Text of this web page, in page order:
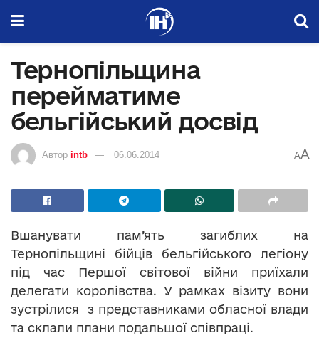
Тернопільщина
перейматиме
бельгійський досвід
Автор intb 06.06.2014 AA
Вшанувати пам’ять загиблих на
Тернопільщині бійців бельгійського легіону
під час Першої світової війни приїхали
делегати королівства. У рамках візиту вони
зустрілися з представниками обласної влади
та склали плани подальшої співпраці.